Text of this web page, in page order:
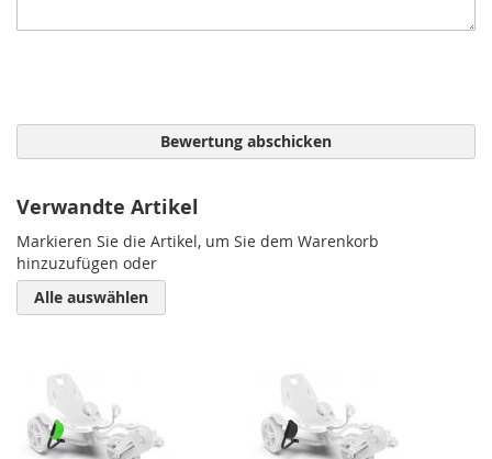
Bewertung abschicken
Verwandte Artikel
Markieren Sie die Artikel, um Sie dem Warenkorb
hinzuzufügen oder
Alle auswählen